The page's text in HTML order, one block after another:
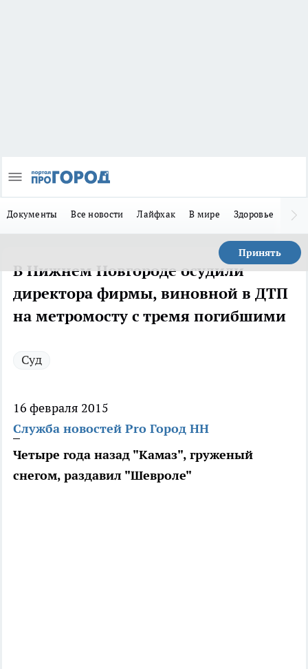
Документы Все новости Лайфхак В мире Здоровье
Принять
В Нижнем Новгороде осудили
директора фирмы, виновной в ДТП
на метромосту с тремя погибшими
Суд
16 февраля 2015
Служба новостей Pro Город НН
Четыре года назад "Камаз", груженый
снегом, раздавил "Шевроле"